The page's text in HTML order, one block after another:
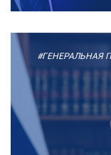
#ГЕНЕРАЛЬНАЯ